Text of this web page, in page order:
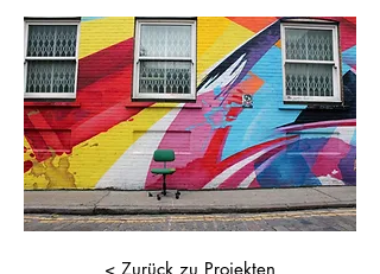
< Zurück zu Projekten